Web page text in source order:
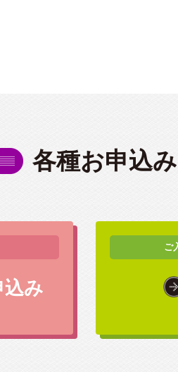
各種お申込み
込み
ご